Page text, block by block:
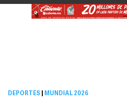
DEPORTES MUNDIAL 2026